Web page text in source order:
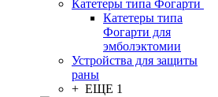
Катетеры типа Фогарти
Катетеры типа
Фогарти для
эмболэктомии
Устройства для защиты
раны
+ ЕЩЕ 1